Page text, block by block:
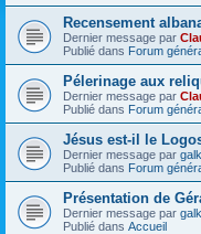
Recensement
Dernier message par
Publié dans Forum
Pélerinage aux
Dernier message par
Publié dans Forum
Jésus est-il le
Dernier message par
Publié dans Forum
Présentation de
Dernier message par
Publié dans Accueil